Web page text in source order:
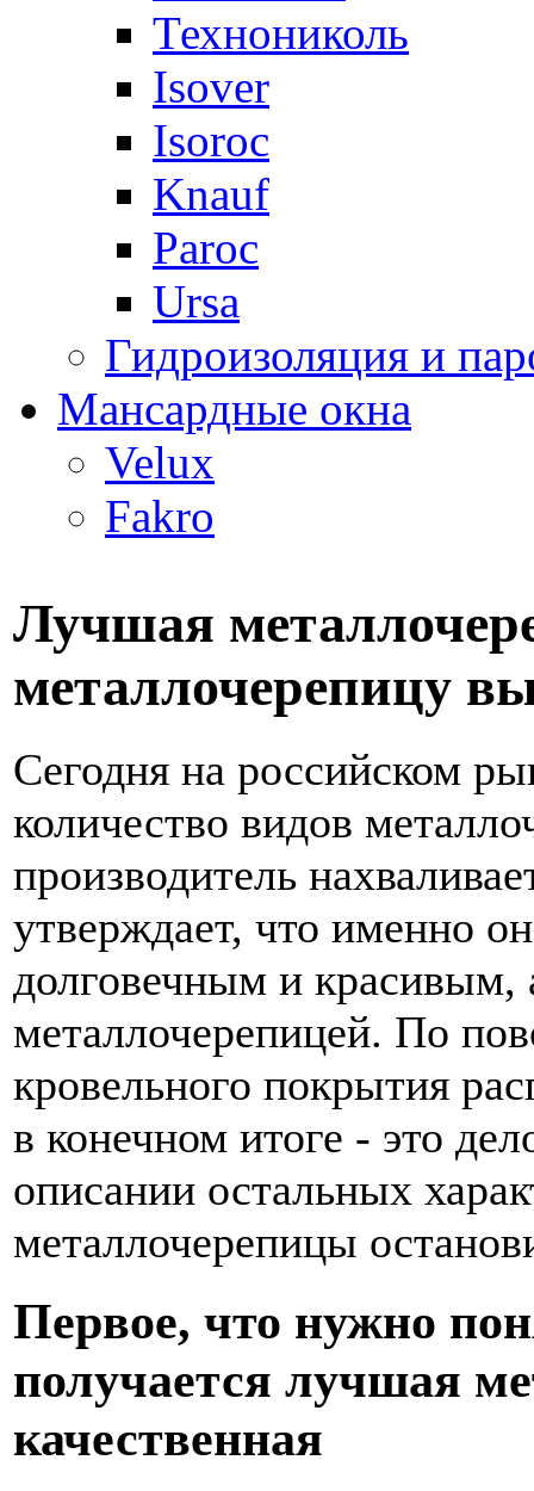
Технониколь
Isover
Isoroc
Knauf
Paroc
Ursa
Гидроизоляция и
Мансардные окна
Velux
Fakro
Лучшая
металлочерепицу
Сегодня на российском
количество видов
производитель
утверждает, что именно
долговечным и красивым,
металлочерепицей. По
кровельного покрытия
в конечном итоге - это
описании остальных
металлочерепицы
Первое, что нужно
получается лучшая
качественная